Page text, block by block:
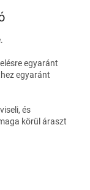
egyaránt
egyaránt
és
körül áraszt